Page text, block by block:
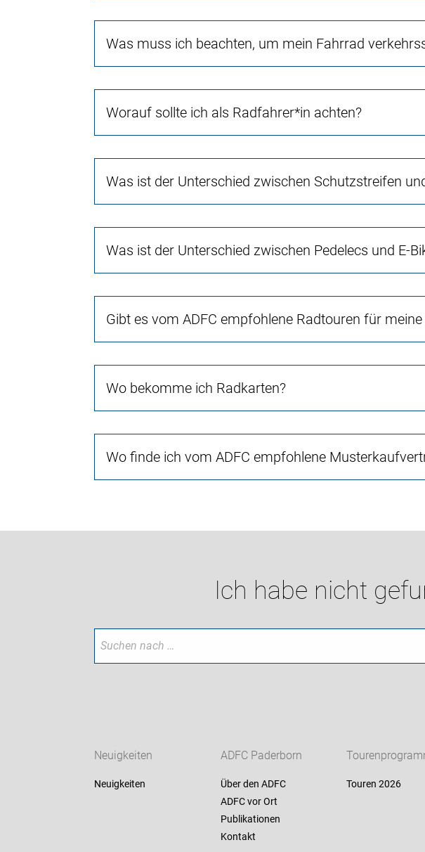
Was muss ich beachten, um mein Fahrrad
Worauf sollte ich als Radfahrer*in achten?
Was ist der Unterschied zwischen Schutzstreifen
Was ist der Unterschied zwischen Pedelecs und E-
Gibt es vom ADFC empfohlene Radtouren für
Wo bekomme ich Radkarten?
Wo finde ich vom ADFC empfohlene
Ich habe nicht
Neuigkeiten
Neuigkeiten
ADFC Paderborn
Über den ADFC
ADFC vor Ort
Publikationen
Kontakt
Touren 2026